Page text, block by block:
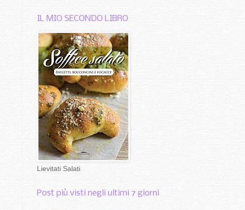
IL MIO SECONDO LIBRO
Lievitati Salati
Post più visti negli ultimi 7 giorni